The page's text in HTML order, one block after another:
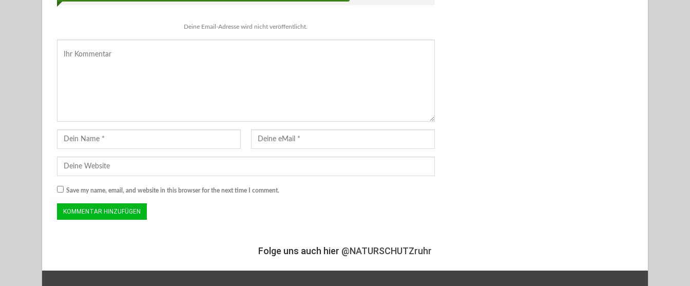
Deine Email-Adresse wird nicht veröffentlicht.
Save my name, email, and website in this browser for the next time I comment.
Folge uns auch hier @NATURSCHUTZruhr